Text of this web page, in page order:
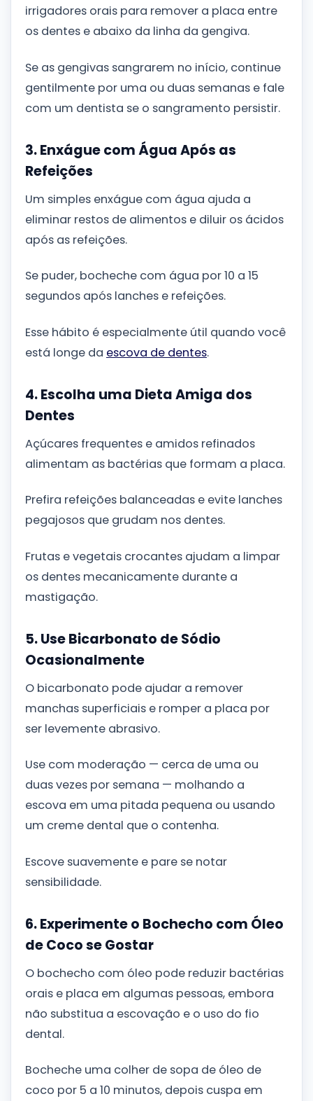
irrigadores orais para remover a placa entre
os dentes e abaixo da linha da gengiva.
Se as gengivas sangrarem no início, continue
gentilmente por uma ou duas semanas e fale
com um dentista se o sangramento persistir.
3. Enxágue com Água Após as
Refeições
Um simples enxágue com água ajuda a
eliminar restos de alimentos e diluir os ácidos
após as refeições.
Se puder, bocheche com água por 10 a 15
segundos após lanches e refeições.
Esse hábito é especialmente útil quando você
está longe da escova de dentes.
4. Escolha uma Dieta Amiga dos
Dentes
Açúcares frequentes e amidos refinados
alimentam as bactérias que formam a placa.
Prefira refeições balanceadas e evite lanches
pegajosos que grudam nos dentes.
Frutas e vegetais crocantes ajudam a limpar
os dentes mecanicamente durante a
mastigação.
5. Use Bicarbonato de Sódio
Ocasionalmente
O bicarbonato pode ajudar a remover
manchas superficiais e romper a placa por
ser levemente abrasivo.
Use com moderação — cerca de uma ou
duas vezes por semana — molhando a
escova em uma pitada pequena ou usando
um creme dental que o contenha.
Escove suavemente e pare se notar
sensibilidade.
6. Experimente o Bochecho com Óleo
de Coco se Gostar
O bochecho com óleo pode reduzir bactérias
orais e placa em algumas pessoas, embora
não substitua a escovação e o uso do fio
dental.
Bocheche uma colher de sopa de óleo de
coco por 5 a 10 minutos, depois cuspa em